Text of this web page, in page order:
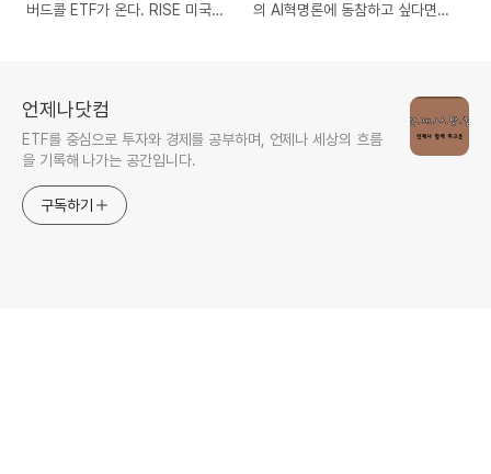
버드콜 ETF가 온다. RISE 미국
의 AI혁명론에 동참하고 싶다면
언제나닷컴
ETF를 중심으로 투자와 경제를 공부하며, 언제나 세상의 흐름
을 기록해 나가는 공간입니다.
구독하기